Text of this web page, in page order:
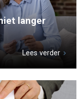
langer
Lees verder